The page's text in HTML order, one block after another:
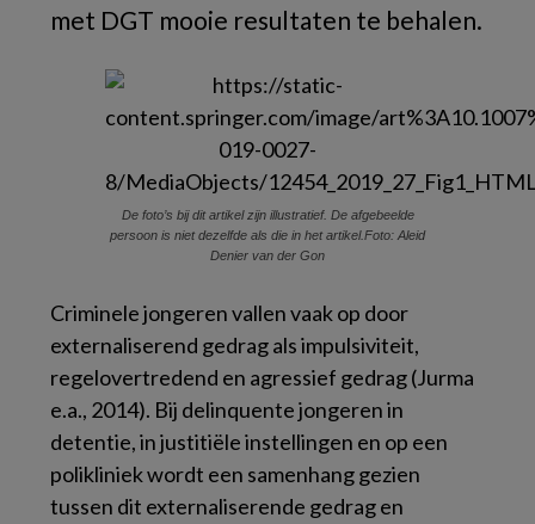
met DGT mooie resultaten te behalen.
De foto’s bij dit artikel zijn illustratief. De afgebeelde
persoon is niet dezelfde als die in het artikel.Foto: Aleid
Denier van der Gon
Criminele jongeren vallen vaak op door
externaliserend gedrag als impulsiviteit,
regelovertredend en agressief gedrag (Jurma
e.a., 2014). Bij delinquente jongeren in
detentie, in justitiële instellingen en op een
polikliniek wordt een samenhang gezien
tussen dit externaliserende gedrag en